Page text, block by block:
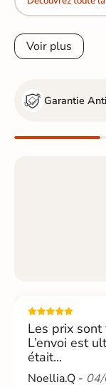
Voir plus
Garantie
Les prix
L’envoi est
était...
Noellia.Q -